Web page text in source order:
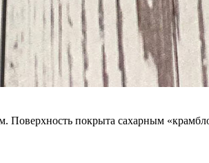
Поверхность покрыта сахарным